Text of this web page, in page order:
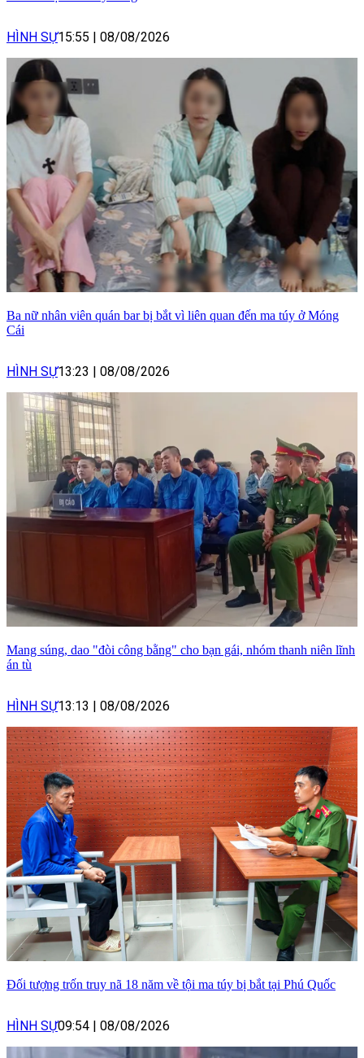
HÌNH SỰ15:55 | 08/08/2026
Ba nữ nhân viên quán bar bị bắt vì liên quan đến ma túy ở Móng
Cái
HÌNH SỰ13:23 | 08/08/2026
Mang súng, dao "đòi công bằng" cho bạn gái, nhóm thanh niên lĩnh
án tù
HÌNH SỰ13:13 | 08/08/2026
Đối tượng trốn truy nã 18 năm về tội ma túy bị bắt tại Phú Quốc
HÌNH SỰ09:54 | 08/08/2026